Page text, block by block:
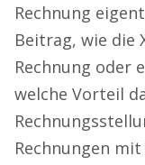
Rechnung
Beitrag, wie die
Rechnung oder
welche Vorteil
Rechnungen